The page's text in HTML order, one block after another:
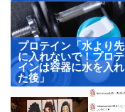
プロテイン「水より先
に入れないで！プロテ
インは容器に水を入れ
た後」